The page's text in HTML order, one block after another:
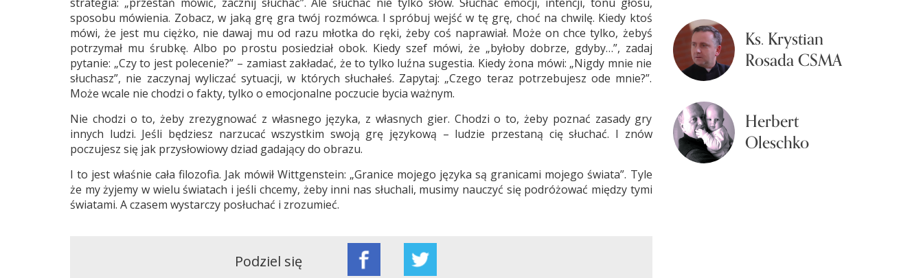
sposobu mówienia. Zobacz, w jaką grę gra twój rozmówca. I spróbuj wejść w tę grę, choć na chwilę. Kiedy ktoś
mówi, że jest mu ciężko, nie dawaj mu od razu młotka do ręki, żeby coś naprawiał. Może on chce tylko, żebyś
potrzymał mu śrubkę. Albo po prostu posiedział obok. Kiedy szef mówi, że „byłoby dobrze, gdyby…”, zadaj
pytanie: „Czy to jest polecenie?” – zamiast zakładać, że to tylko luźna sugestia. Kiedy żona mówi: „Nigdy mnie nie
słuchasz”, nie zaczynaj wyliczać sytuacji, w których słuchałeś. Zapytaj: „Czego teraz potrzebujesz ode mnie?”.
Może wcale nie chodzi o fakty, tylko o emocjonalne poczucie bycia ważnym.
Nie chodzi o to, żeby zrezygnować z własnego języka, z własnych gier. Chodzi o to, żeby poznać zasady gry
innych ludzi. Jeśli będziesz narzucać wszystkim swoją grę językową – ludzie przestaną cię słuchać. I znów
poczujesz się jak przysłowiowy dziad gadający do obrazu.
I to jest właśnie cała filozofia. Jak mówił Wittgenstein: „Granice mojego języka są granicami mojego świata”. Tyle
że my żyjemy w wielu światach i jeśli chcemy, żeby inni nas słuchali, musimy nauczyć się podróżować między tymi
światami. A czasem wystarczy posłuchać i zrozumieć.
Podziel się
Ks. Krystian
Rosada CSMA
Herbert
Oleschko